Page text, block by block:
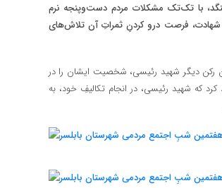
با تک‌تک مشکلات مردم دست‌وپنجه نرم
شهادت، فرصت درو کردنِ ثمراتِ آن تلاش‌های
رکن دیگر شهید رئیسی، شخصیت ایشان را در
که شهید رئیسی، در انجام تکالیفِ خود، به